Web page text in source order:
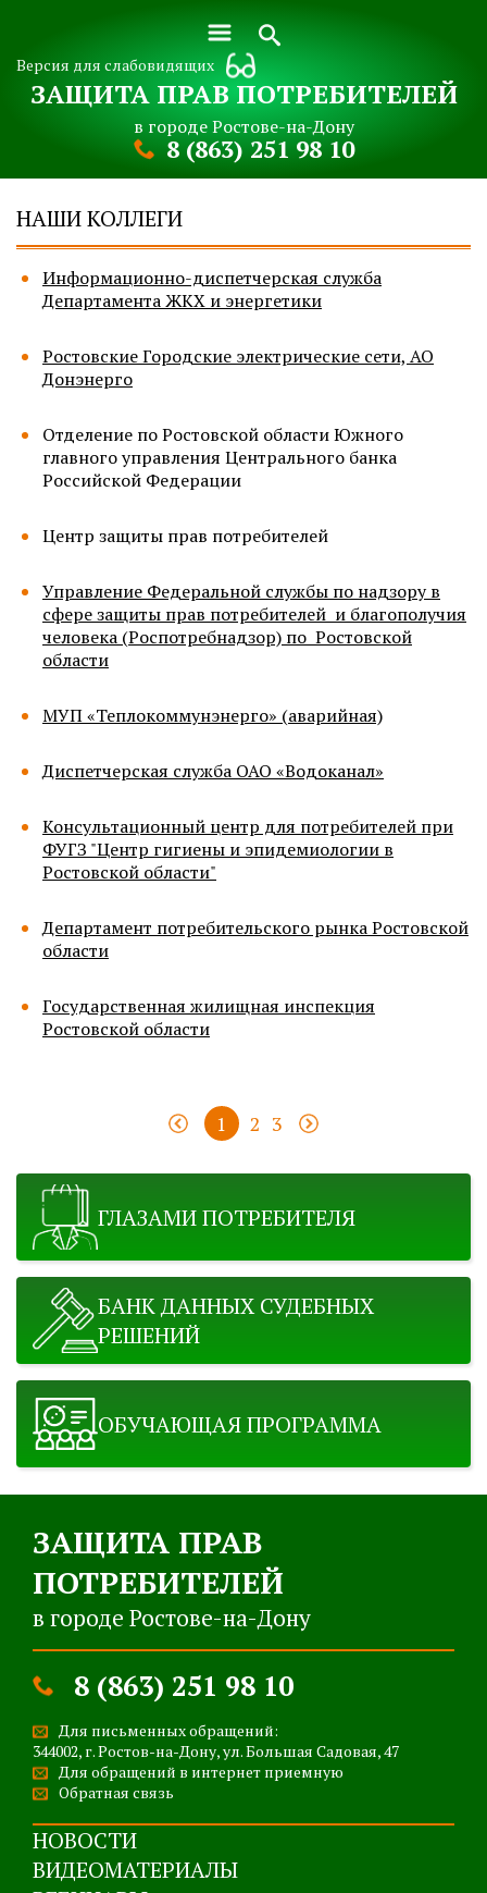
Версия для слабовидящих
ЗАЩИТА ПРАВ ПОТРЕБИТЕЛЕЙ
в городе Ростове-на-Дону
8 (863) 251 98 10
НАШИ КОЛЛЕГИ
Информационно-диспетчерская служба
Департамента ЖКХ и энергетики
Ростовские Городские электрические сети, АО
Донэнерго
Отделение по Ростовской области Южного
главного управления Центрального банка
Российской Федерации
Центр защиты прав потребителей
Управление Федеральной службы по надзору в
сфере защиты прав потребителей и благополучия
человека (Роспотребнадзор) по Ростовской
области
МУП «Теплокоммунэнерго» (аварийная)
Диспетчерская служба ОАО «Водоканал»
Консультационный центр для потребителей при
ФУГЗ "Центр гигиены и эпидемиологии в
Ростовской области"
Департамент потребительского рынка Ростовской
области
Государственная жилищная инспекция
Ростовской области
1 2 3
ГЛАЗАМИ ПОТРЕБИТЕЛЯ
БАНК ДАННЫХ СУДЕБНЫХ
РЕШЕНИЙ
ОБУЧАЮЩАЯ ПРОГРАММА
ЗАЩИТА ПРАВ
ПОТРЕБИТЕЛЕЙ
в городе Ростове-на-Дону
8 (863) 251 98 10
Для письменных обращений:
344002, г. Ростов-на-Дону, ул. Большая Садовая, 47
Для обращений в интернет приемную
Обратная связь
НОВОСТИ
ВИДЕОМАТЕРИАЛЫ